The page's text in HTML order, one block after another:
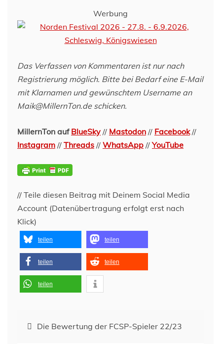
Werbung
Das Verfassen von Kommentaren ist nur nach
Registrierung möglich. Bitte bei Bedarf eine E-Mail
mit Klarnamen und gewünschtem Username an
Maik@MillernTon.de schicken.
MillernTon auf BlueSky // Mastodon // Facebook//
Instagram // Threads // WhatsApp //YouTube
// Teile diesen Beitrag mit Deinem Social Media
Account (Datenübertragung erfolgt erst nach
Klick)
teilen teilen
teilen teilen
teilen
Beitragsnavigation
Die Bewertung der FCSP-Spieler 22/23